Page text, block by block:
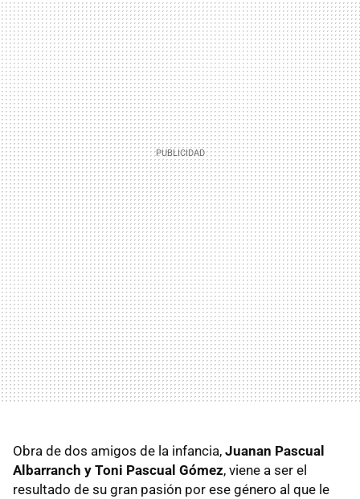
Obra de dos amigos de la infancia, Juanan Pascual
Albarranch y Toni Pascual Gómez, viene a ser el
resultado de su gran pasión por ese género al que le